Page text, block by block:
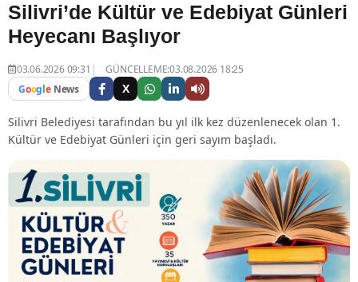
Silivri’de Kültür ve Edebiyat Günleri
Heyecanı Başlıyor
03.06.2026 09:31
GÜNCELLEME:03.08.2026 18:25
Google News X
Silivri Belediyesi tarafından bu yıl ilk kez düzenlenecek olan 1.
Kültür ve Edebiyat Günleri için geri sayım başladı.